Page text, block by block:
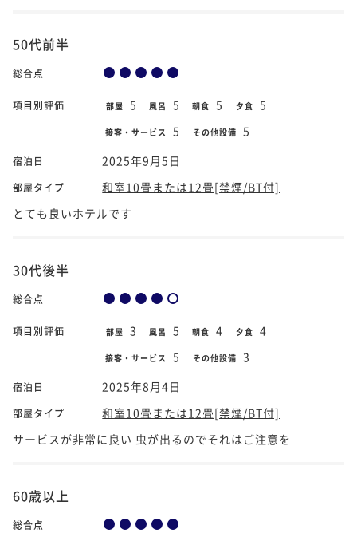
50代前半
総合点
項目別評価 部屋 5 風呂 5 朝食 5 夕食 5
接客・サービス 5 その他設備 5
宿泊日 2025年9月5日
部屋タイプ
和室10畳または12畳[禁煙/BT付]
とても良いホテルです
30代後半
総合点
項目別評価 部屋 3 風呂 5 朝食 4 夕食 4
接客・サービス 5 その他設備 3
宿泊日 2025年8月4日
部屋タイプ
和室10畳または12畳[禁煙/BT付]
サービスが非常に良い 虫が出るのでそれはご注意を
60歳以上
総合点